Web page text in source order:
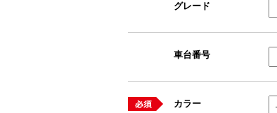
グレード
車台番号
カラー